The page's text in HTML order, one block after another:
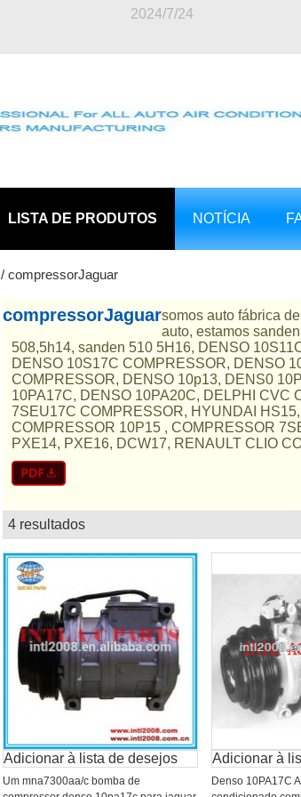
2024/7/24
LISTA DE PRODUTOS NOTÍCIA
/ compressorJaguar
compressorJaguarsomos auto fábrica
auto, estamos
508,5h14, sanden 510 5H16, DENSO
DENSO 10S17C COMPRESSOR, DENSO
COMPRESSOR, DENSO 10p13, DENS0
10PA17C, DENSO 10PA20C, DELPHI CVC
7SEU17C COMPRESSOR, HYUNDAI
COMPRESSOR 10P15 , COMPRESSOR
PXE14, PXE16, DCW17, RENAULT CLIO
4 resultados
Adicionar à lista de desejos
Um mna7300aa/c bomba de
Adicionar à
Denso 10PA17C